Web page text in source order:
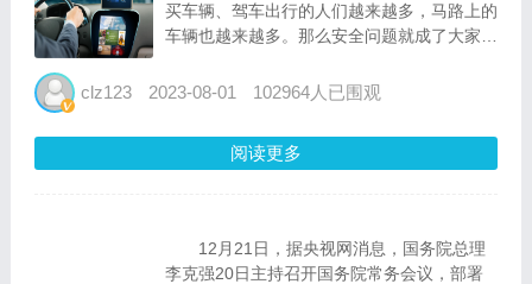
买车辆、驾车出行的人们越来越多，马路上的
车辆也越来越多。那么安全问题就成了大家密
全性能，人们在日常的驾驶中也要做到安全驾
clz123 2023-08-01 102964人已围观
阅读更多
12月21日，据央视网消息，国务院总理
李克强20日主持召开国务院常务会议，部署